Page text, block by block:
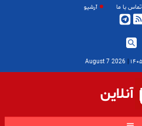
تماس با ما آرشیو
|
2026 August 7
آنلاین